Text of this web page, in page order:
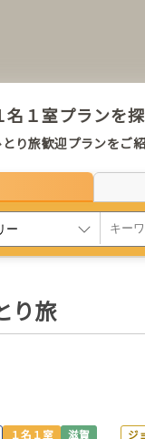
ランを探すなら
り旅歓迎プランをご
り旅